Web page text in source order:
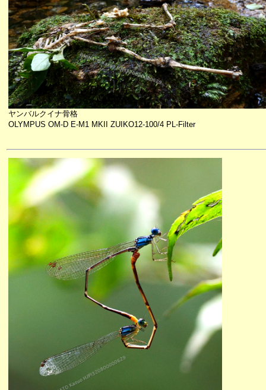
ヤンバルクイナ骨格
OLYMPUS OM-D E-M1 MKII ZUIKO12-100/4 PL-Filter